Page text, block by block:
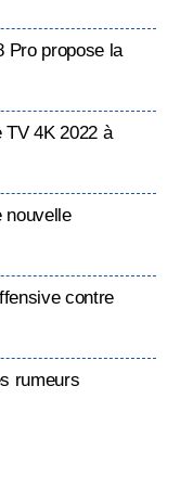
Pro propose la
TV 4K 2022 à
nouvelle
contre
rumeurs